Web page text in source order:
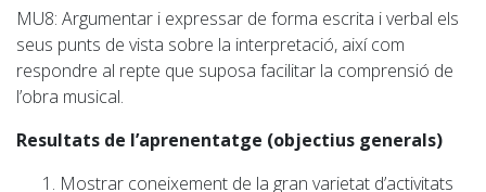
MU8: Argumentar i expressar de forma escrita i verbal els
seus punts de vista sobre la interpretació, així com
respondre al repte que suposa facilitar la comprensió de
l’obra musical.
Resultats de l’aprenentatge (objectius generals)
Mostrar coneixement de la gran varietat d’activitats